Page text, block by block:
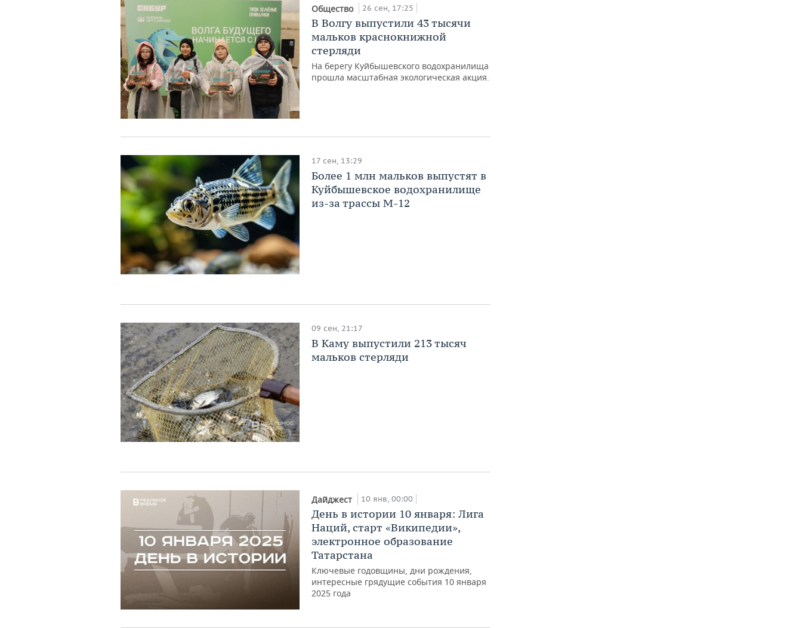
Общество 26 сен, 17:25
В Волгу выпустили 43 тысячи
мальков краснокнижной
стерляди
На берегу Куйбышевского водохранилища
прошла масштабная экологическая акция.
17 сен, 13:29
Более 1 млн мальков выпустят в
Куйбышевское водохранилище
из-за трассы М-12
09 сен, 21:17
В Каму выпустили 213 тысяч
мальков стерляди
Дайджест 10 янв, 00:00
День в истории 10 января: Лига
Наций, старт «Википедии»,
электронное образование
Татарстана
Ключевые годовщины, дни рождения,
интересные грядущие события 10 января
2025 года